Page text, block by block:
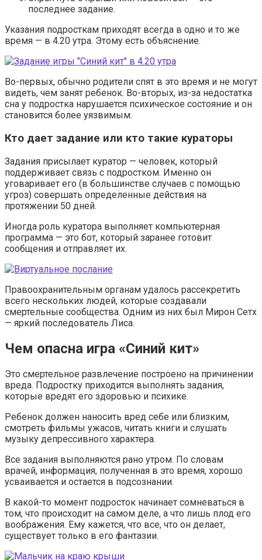
последнее задание.
Указания подросткам приходят всегда в одно и то же
время — в 4.20 утра. Этому есть объяснение.
Во-первых, обычно родители спят в это время и не могут
видеть, чем занят ребенок. Во-вторых, из-за недостатка
сна у подростка нарушается психическое состояние и он
становится более уязвимым.
Кто дает задание или кто такие кураторы
Задания присылает куратор — человек, который
поддерживает связь с подростком. Именно он
уговаривает его (в большинстве случаев с помощью
угроз) совершать определенные действия на
протяжении 50 дней.
Иногда роль куратора выполняет компьютерная
программа — это бот, который заранее готовит
сообщения и отправляет их.
Правоохранительным органам удалось рассекретить
всего нескольких людей, которые создавали
смертельные сообщества. Одним из них был Мирон Сетх
— яркий последователь Лиса.
Чем опасна игра «Синий кит»
Это смертельное развлечение построено на причинении
вреда. Подростку приходится выполнять задания,
которые вредят его здоровью и психике.
Ребенок должен наносить вред себе или близким,
смотреть фильмы ужасов, читать книги и слушать
музыку депрессивного характера.
Все задания выполняются рано утром. По словам
врачей, информация, полученная в это время, хорошо
усваивается и остается в подсознании.
В какой-то момент подросток начинает сомневаться в
том, что происходит на самом деле, а что лишь плод его
воображения. Ему кажется, что все, что он делает,
существует только в его фантазии.